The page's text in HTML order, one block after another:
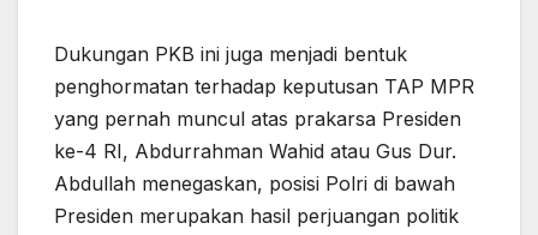
Dukungan PKB ini juga menjadi bentuk
penghormatan terhadap keputusan TAP MPR
yang pernah muncul atas prakarsa Presiden
ke-4 RI, Abdurrahman Wahid atau Gus Dur.
Abdullah menegaskan, posisi Polri di bawah
Presiden merupakan hasil perjuangan politik